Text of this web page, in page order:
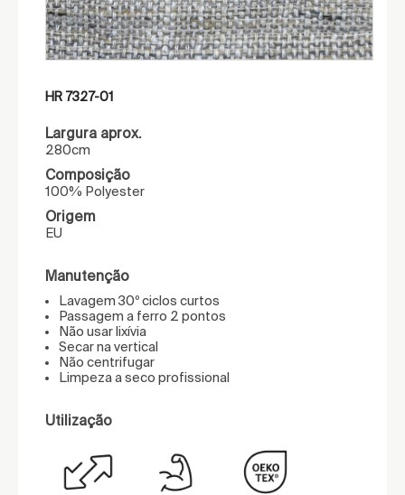
HR 7327-01
Largura aprox.
280cm
Composição
100% Polyester
Origem
EU
Manutenção
Lavagem 30º ciclos curtos
Passagem a ferro 2 pontos
Não usar lixívia
Secar na vertical
Não centrifugar
Limpeza a seco profissional
Utilização